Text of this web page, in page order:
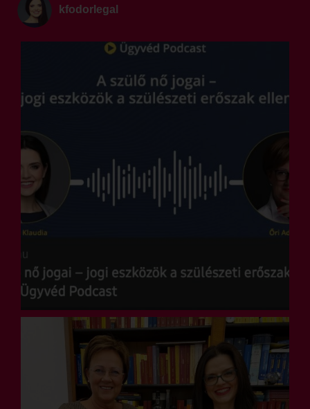
kfodorlegal